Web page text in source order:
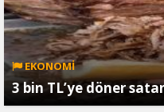
EKONOMİ
3 bin TL’ye döner